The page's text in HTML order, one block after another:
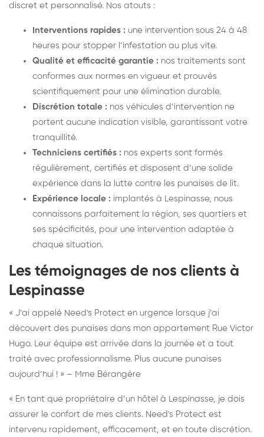
discret et personnalisé. Nos atouts :
Interventions rapides : une intervention sous 24 à 48
heures pour stopper l’infestation au plus vite.
Qualité et efficacité garantie : nos traitements sont
conformes aux normes en vigueur et prouvés
scientifiquement pour une élimination durable.
Discrétion totale : nos véhicules d’intervention ne
portent aucune indication visible, garantissant votre
tranquillité.
Techniciens certifiés : nos experts sont formés
régulièrement, certifiés et disposent d’une solide
expérience dans la lutte contre les punaises de lit.
Expérience locale : implantés à Lespinasse, nous
connaissons parfaitement la région, ses quartiers et
ses spécificités, pour une intervention adaptée à
chaque situation.
Les témoignages de nos clients à
Lespinasse
« J’ai appelé Need's Protect en urgence lorsque j’ai
découvert des punaises dans mon appartement Rue Victor
Hugo. Leur équipe est arrivée dans la journée et a tout
traité avec professionnalisme. Plus aucune punaises
aujourd’hui ! » – Mme Bérangère
« En tant que propriétaire d’un hôtel à Lespinasse, je dois
assurer le confort de mes clients. Need's Protect est
intervenu rapidement, efficacement, et en toute discrétion.